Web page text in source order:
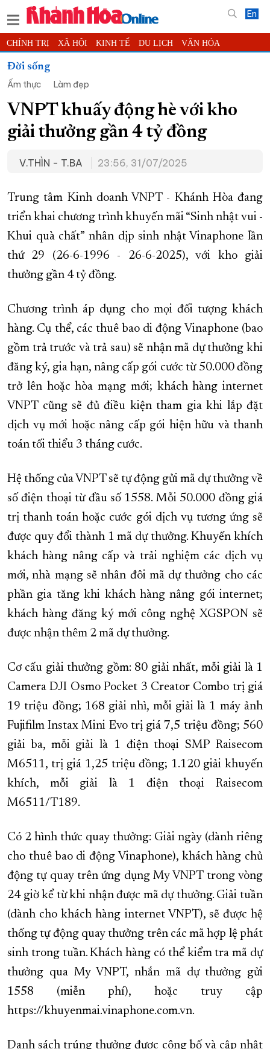
En
CHÍNH TRỊ XÃ HỘI KINH TẾ DU LỊCH VĂN HÓA
THỂ THAO
KHOA HỌC - CÔNG NGHỆ
THẾ GIỚI MULTIMEDIA VIDEO ĐỌC BÁO ONLINE
PODCAST THÔNG TIN - QUẢNG CÁO
TRƯỜNG SA BIỂN ĐẢO QUÊ HƯƠNG
KỶ NIỆM 370 NĂM XÂY DỰNG VÀ PHÁT TRIỂN TỈNH KHÁNH HÒA
KHOẢNH KHẮC ĐẸP XỨ TRẦM
ĐẠI HỘI ĐẢNG CÁC CẤP TRANG CHỦ VỀ BÁO KHÁNH HÒA
Đời sống
Ẩm thực
Làm đẹp
VNPT khuấy động hè với kho
giải thưởng gần 4 tỷ đồng
V.THÌN - T.BA 23:56, 31/07/2025
Trung tâm Kinh doanh VNPT - Khánh Hòa đang
triển khai chương trình khuyến mãi “Sinh nhật vui -
Khui quà chất” nhân dịp sinh nhật Vinaphone lần
thứ 29 (26-6-1996 - 26-6-2025), với kho giải
thưởng gần 4 tỷ đồng.
Chương trình áp dụng cho mọi đối tượng khách
hàng. Cụ thể, các thuê bao di động Vinaphone (bao
gồm trả trước và trả sau) sẽ nhận mã dự thưởng khi
đăng ký, gia hạn, nâng cấp gói cước từ 50.000 đồng
trở lên hoặc hòa mạng mới; khách hàng internet
VNPT cũng sẽ đủ điều kiện tham gia khi lắp đặt
dịch vụ mới hoặc nâng cấp gói hiện hữu và thanh
toán tối thiểu 3 tháng cước.
Hệ thống của VNPT sẽ tự động gửi mã dự thưởng về
số điện thoại từ đầu số 1558. Mỗi 50.000 đồng giá
trị thanh toán hoặc cước gói dịch vụ tương ứng sẽ
được quy đổi thành 1 mã dự thưởng. Khuyến khích
khách hàng nâng cấp và trải nghiệm các dịch vụ
mới, nhà mạng sẽ nhân đôi mã dự thưởng cho các
phần gia tăng khi khách hàng nâng gói internet;
khách hàng đăng ký mới công nghệ XGSPON sẽ
được nhận thêm 2 mã dự thưởng.
Cơ cấu giải thưởng gồm: 80 giải nhất, mỗi giải là 1
Camera DJI Osmo Pocket 3 Creator Combo trị giá
19 triệu đồng; 168 giải nhì, mỗi giải là 1 máy ảnh
Fujifilm Instax Mini Evo trị giá 7,5 triệu đồng; 560
giải ba, mỗi giải là 1 điện thoại SMP Raisecom
M6511, trị giá 1,25 triệu đồng; 1.120 giải khuyến
khích, mỗi giải là 1 điện thoại Raisecom
M6511/T189.
Có 2 hình thức quay thưởng: Giải ngày (dành riêng
cho thuê bao di động Vinaphone), khách hàng chủ
động tự quay trên ứng dụng My VNPT trong vòng
24 giờ kể từ khi nhận được mã dự thưởng. Giải tuần
(dành cho khách hàng internet VNPT), sẽ được hệ
thống tự động quay thưởng trên các mã hợp lệ phát
sinh trong tuần. Khách hàng có thể kiểm tra mã dự
thưởng qua My VNPT, nhắn mã dự thưởng gửi
1558 (miễn phí), hoặc truy cập
https://khuyenmai.vinaphone.com.vn.
Danh sách trúng thưởng được công bố và cập nhật